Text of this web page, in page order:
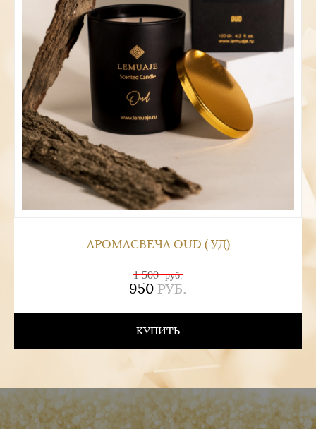
АРОМАСВЕЧА OUD ( УД)
1 500 руб.
950 РУБ.
КУПИТЬ